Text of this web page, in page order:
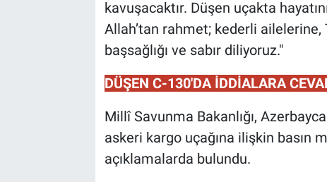
kavuşacaktır. Düşen uçakta
Allah’tan rahmet; kederli
başsağlığı ve sabır diliyoruz."
DÜŞEN C-130'DA İDDİALARA
Millî Savunma Bakanlığı,
askeri kargo uçağına ilişkin basın
açıklamalarda bulundu.